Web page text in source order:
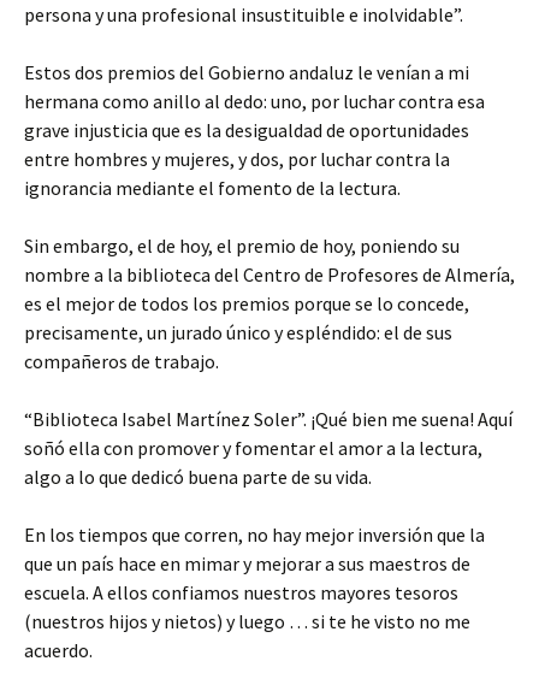
persona y una profesional insustituible e inolvidable”.
Estos dos premios del Gobierno andaluz le venían a mi
hermana como anillo al dedo: uno, por luchar contra esa
grave injusticia que es la desigualdad de oportunidades
entre hombres y mujeres, y dos, por luchar contra la
ignorancia mediante el fomento de la lectura.
Sin embargo, el de hoy, el premio de hoy, poniendo su
nombre a la biblioteca del Centro de Profesores de Almería,
es el mejor de todos los premios porque se lo concede,
precisamente, un jurado único y espléndido: el de sus
compañeros de trabajo.
“Biblioteca Isabel Martínez Soler”. ¡Qué bien me suena! Aquí
soñó ella con promover y fomentar el amor a la lectura,
algo a lo que dedicó buena parte de su vida.
En los tiempos que corren, no hay mejor inversión que la
que un país hace en mimar y mejorar a sus maestros de
escuela. A ellos confiamos nuestros mayores tesoros
(nuestros hijos y nietos) y luego … si te he visto no me
acuerdo.